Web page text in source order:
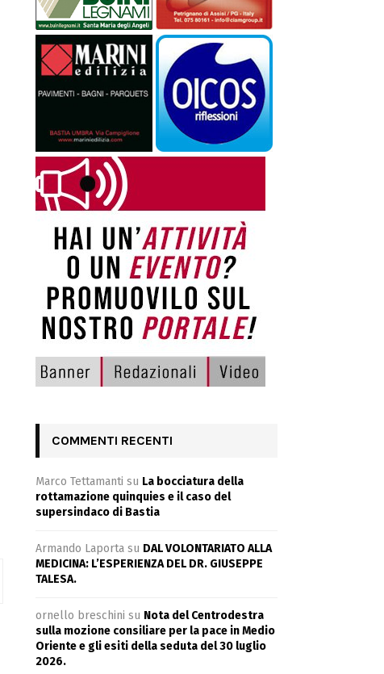
COMMENTI RECENTI
Marco Tettamanti su La bocciatura della
rottamazione quinquies e il caso del
supersindaco di Bastia
Armando Laporta su DAL VOLONTARIATO ALLA
MEDICINA: L’ESPERIENZA DEL DR. GIUSEPPE
TALESA.
ornello breschini su Nota del Centrodestra
sulla mozione consiliare per la pace in Medio
Oriente e gli esiti della seduta del 30 luglio
2026.